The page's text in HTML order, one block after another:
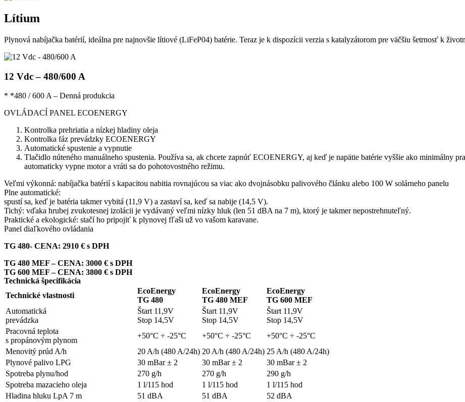
Lítium
Plynová nabíjačka batérií, ideálna pre najnovšie lítiové (LiFeP04) batérie. Teraz je k dispozícii verzia s katalyzátorom pre väčšiu šetrnosť k
12 Vdc – 480/600 A
* *480 / 600 A – Denná produkcia
OVLÁDACÍ PANEL ECOENERGY
Kontrolka prehriatia a nízkej hladiny oleja
Kontrolka fáz prevádzky ECOENERGY
Automatické spustenie a vypnutie
Tlačidlo núteného manuálneho spustenia. Používa sa, ak chcete zapnúť ECOENERGY, aj keď je napätie batérie vyššie ako minimálny
automaticky vypne motor a vráti sa do pohotovostného režimu.
Veľmi výkonná: nabíjačka batérií s kapacitou nabitia rovnajúcou sa viac ako dvojnásobku palivového článku alebo 100 W solárneho panelu
Plne automatické:
spustí sa, keď je batéria takmer vybitá (11,9 V) a zastaví sa, keď sa nabije (14,5 V).
Tichý: vďaka hrubej zvukotesnej izolácii je vydávaný veľmi nízky hluk (len 51 dBA na 7 m), ktorý je takmer nepostrehnuteľný.
Praktické a ekologické: stačí ho pripojiť k plynovej fľaši už vo vašom karavane.
Panel diaľkového ovládania
TG 480- CENA: 2910 € s DPH
TG 480 MEF – CENA: 3000 € s DPH
TG 600 MEF – CENA: 3800 € s DPH
Technická špecifikácia
Technické vlastnosti
EcoEnergy
TG 480
EcoEnergy
TG 480 MEF
EcoEnergy
TG 600 MEF
Automatická
prevádzka
Štart 11,9V
Stop 14,5V
Štart 11,9V
Stop 14,5V
Štart 11,9V
Stop 14,5V
Pracovná teplota
s propánovým plynom
+50°C ÷ -25°C +50°C ÷ -25°C
+50°C ÷ -25°C
Menovitý prúd A/h
20 A/h (480 A/24h) 20 A/h (480 A/24h) 25 A/h (480 A/24h)
Plynové palivo LPG
30 mBar ± 2 30 mBar ± 2
30 mBar ± 2
Spotreba plynu/hod
270 g/h 270 g/h
290 g/h
Spotreba mazacieho oleja
1 l/115 hod 1 l/115 hod
1 l/115 hod
Hladina hluku LpA 7 m
51 dBA 51 dBA
52 dBA